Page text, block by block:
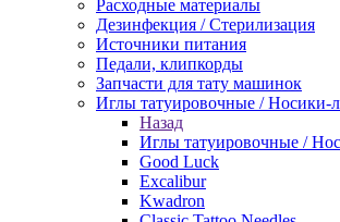
Расходные материалы
Дезинфекция / Стерилизация
Источники питания
Педали, клипкорды
Запчасти для тату машинок
Иглы татуировочные / Носики-
Назад
Иглы татуировочные /
Good Luck
Excalibur
Kwadron